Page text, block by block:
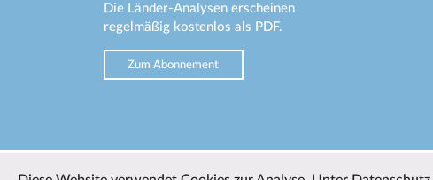
Die Länder-Analysen erscheinen
regelmäßig kostenlos als PDF.
Zum Abonnement